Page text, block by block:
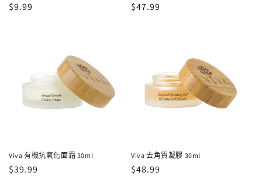
定
$9.99
定
$47.99
Viva 有機抗氧化面霜 30ml
定
$39.99
Viva 去角質凝膠 30ml
定
$48.99